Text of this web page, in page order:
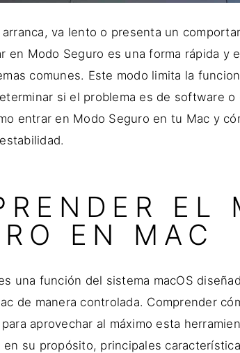
arranca, va lento o presenta un
en Modo Seguro es una forma rápida y
comunes. Este modo limita la
si el problema es de software
entrar en Modo Seguro en tu Mac y
EL
EN MAC
una función del sistema macOS
de manera controlada. Comprender
aprovechar al máximo esta
en su propósito, principales